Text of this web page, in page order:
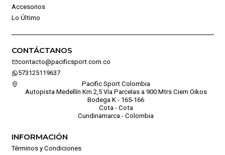
Accesorios
Lo Último
CONTÁCTANOS
contacto@pacificsport.com.co
573125119637
Pacific Sport Colombia
Autopista Medellín Km 2,5 Vía Parcelas a 900 Mtrs Ciem Oikos
Bodega K - 165-166
Cota - Cota
Cundinamarca - Colombia
INFORMACIÓN
Términos y Condiciones